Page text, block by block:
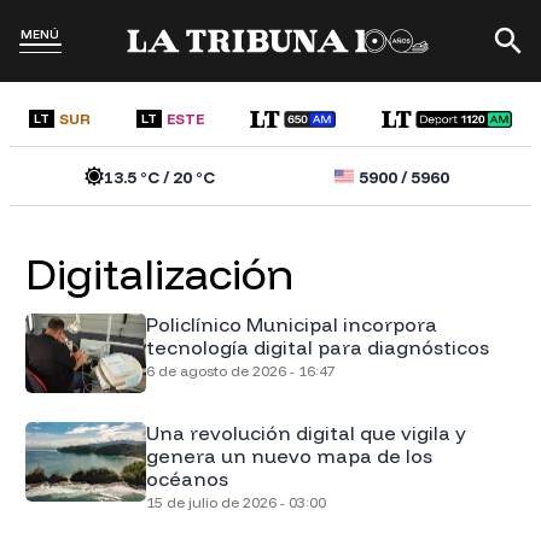
MENÚ
LT SUR LT ESTE
13.5 °C /20 °C 5900/5960
Digitalización
Policlínico Municipal incorpora
tecnología digital para diagnósticos
6 de agosto de 2026 - 16:47
Una revolución digital que vigila y
genera un nuevo mapa de los
océanos
15 de julio de 2026 - 03:00